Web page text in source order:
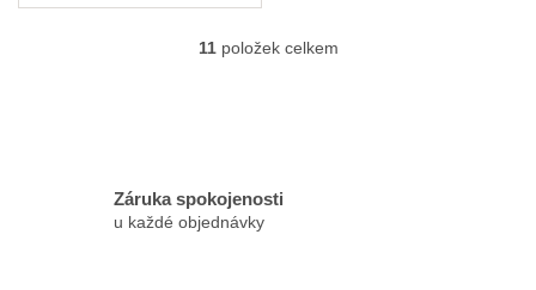
O
c
11položek celkem
Záruka spokojenosti
u každé objednávky